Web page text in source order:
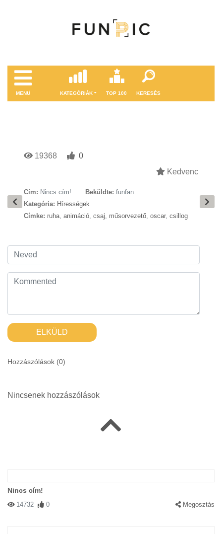
MENÜ KATEGÓRIÁK TOP 100 KERESÉS
19368
0
Kedvenc
Cím: Nincs cím! Beküldte: funfan
Kategória: Hírességek
Címke: ruha, animáció, csaj, műsorvezető, oscar, csillog
ELKÜLD
Hozzászólások (0)
Nincsenek hozzászólások
Nincs cím!
14732 0 Megosztás